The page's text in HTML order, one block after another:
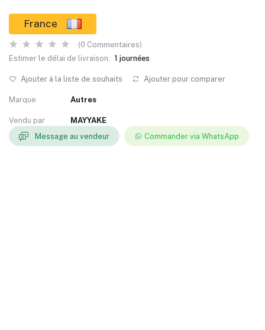
France
(0 Commentaires)
Estimer le délai de livraison: 1 journées
Ajouter à la liste de souhaits Ajouter pour comparer
Marque Autres
Vendu par
MAYYAKE
Message au vendeur
Commander via WhatsApp